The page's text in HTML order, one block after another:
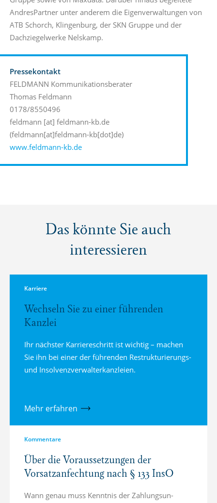
AndresPartner unter anderem die Eigenverwaltungen von
ATB Schorch, Klingenburg, der SKN Gruppe und der
Dachziegelwerke Nelskamp.
Pressekontakt
FELDMANN Kommunikationsberater
Thomas Feldmann
0178/8550496
feldmann [at] feldmann-kb.de
(feldmann[at]feldmann-kb[dot]de)
www.feldmann-kb.de
Das könnte Sie auch
interessieren
Karriere
Wechseln Sie zu einer führenden
Kanzlei
Ihr nächster Karriereschritt ist wichtig – machen
Sie ihn bei einer der führenden Restrukturierungs-
und Insolvenzverwalterkanzleien.
Mehr erfahren
Kommentare
Über die Voraussetzungen der
Vorsatzanfechtung nach § 133 InsO
Wann genau muss Kenntnis der Zahlung­s­un­